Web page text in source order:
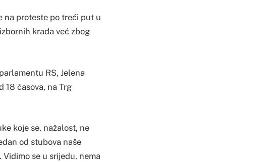
na proteste po treći put u
krađa već zbog
RS, Jelena
18 časova, na Trg
koje se, nažalost, ne
od stubova naše
se u srijedu, nema